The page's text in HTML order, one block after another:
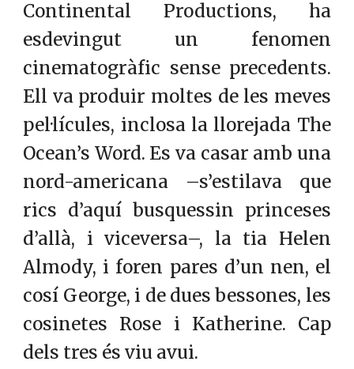
Continental Productions, ha
esdevingut un fenomen
cinematogràfic sense precedents.
Ell va produir moltes de les meves
pel·lícules, inclosa la llorejada The
Ocean’s Word. Es va casar amb una
nord-americana –s’estilava que
rics d’aquí busquessin princeses
d’allà, i viceversa–, la tia Helen
Almody, i foren pares d’un nen, el
cosí George, i de dues bessones, les
cosinetes Rose i Katherine. Cap
dels tres és viu avui.